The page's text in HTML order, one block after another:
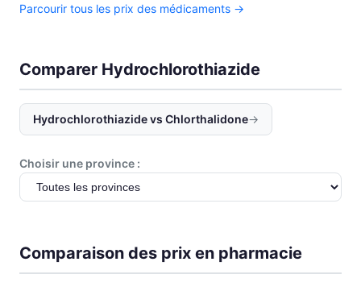
Parcourir tous les prix des médicaments →
Comparer Hydrochlorothiazide
Hydrochlorothiazide vs Chlorthalidone→
Choisir une province :
Comparaison des prix en pharmacie